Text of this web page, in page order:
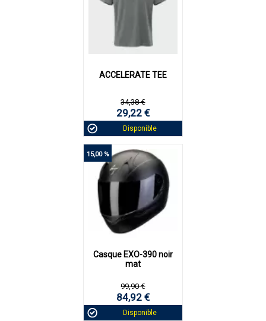
ACCELERATE TEE
34,38 €
29,22 €
Disponible
15,00 %
Casque EXO-390 noir
mat
99,90 €
84,92 €
Disponible